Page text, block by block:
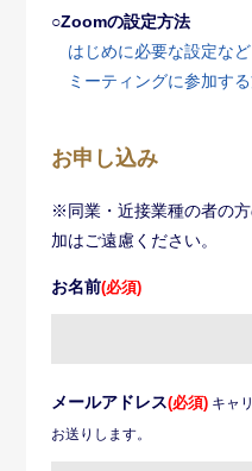
○Zoomの設定方法
はじめに必要な設定など
ミーティングに参加す
お申し込み
※同業・近接業種の者の
加はご遠慮ください。
お名前(必須)
メールアドレス(必須)キャ
お送りします。